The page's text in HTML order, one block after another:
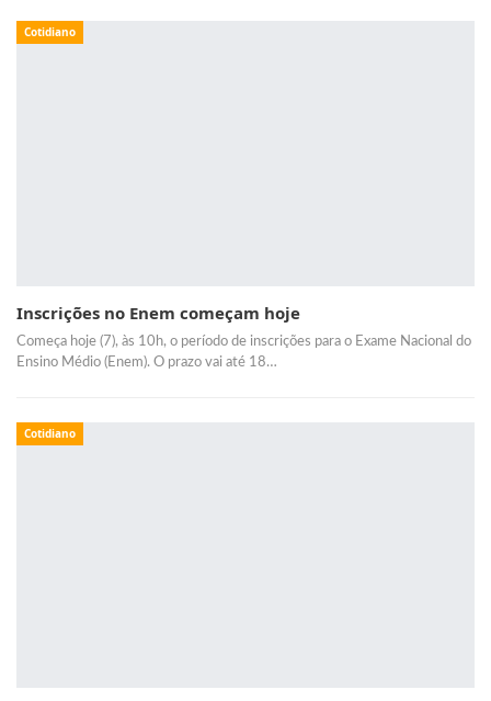
Cotidiano
Inscrições no Enem começam hoje
Começa hoje (7), às 10h, o período de inscrições para o Exame Nacional do
Ensino Médio (Enem). O prazo vai até 18…
Cotidiano